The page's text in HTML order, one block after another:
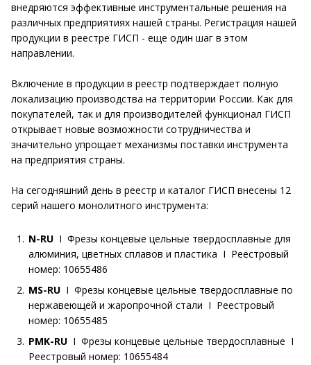
внедряются эффективные инструментальные решения на
различных предприятиях нашей страны. Регистрация нашей
продукции в реестре ГИСП - еще один шаг в этом
направлении.
Включение в продукции в реестр подтверждает полную
локализацию производства на территории России. Как для
покупателей, так и для производителей функционал ГИСП
открывает новые возможности сотрудничества и
значительно упрощает механизмы поставки инструмента
на предприятия страны.
На сегодняшний день в реестр и каталог ГИСП внесены 12
серий нашего монолитного инструмента:
N-RU I Фрезы концевые цельные твердосплавные для
алюминия, цветных сплавов и пластика I Реестровый
номер: 10655486
MS-RU I Фрезы концевые цельные твердосплавные по
нержавеющей и жаропрочной стали I Реестровый
номер: 10655485
PMK-RU I Фрезы концевые цельные твердосплавные I
Реестровый номер: 10655484